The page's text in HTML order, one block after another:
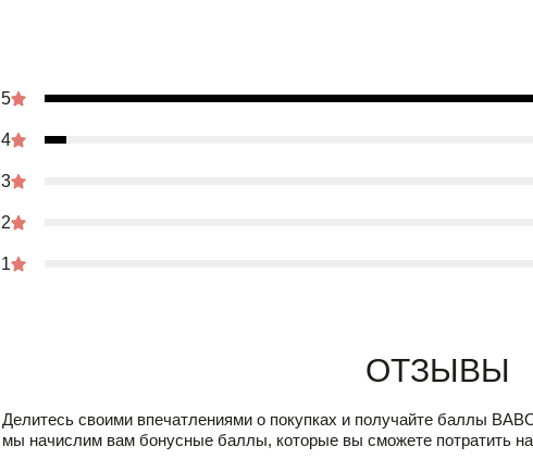
5
4
3
2
1
Отзывы
Делитесь своими впечатлениями о покупках и получайте баллы
мы начислим вам бонусные баллы, которые вы сможете потратить